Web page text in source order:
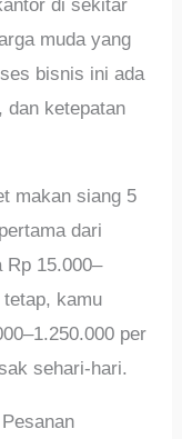
di sekitar
muda yang
bisnis ini ada
dan ketepatan
makan siang 5
dari
Rp 15.000–
tetap, kamu
per
sehari-hari.